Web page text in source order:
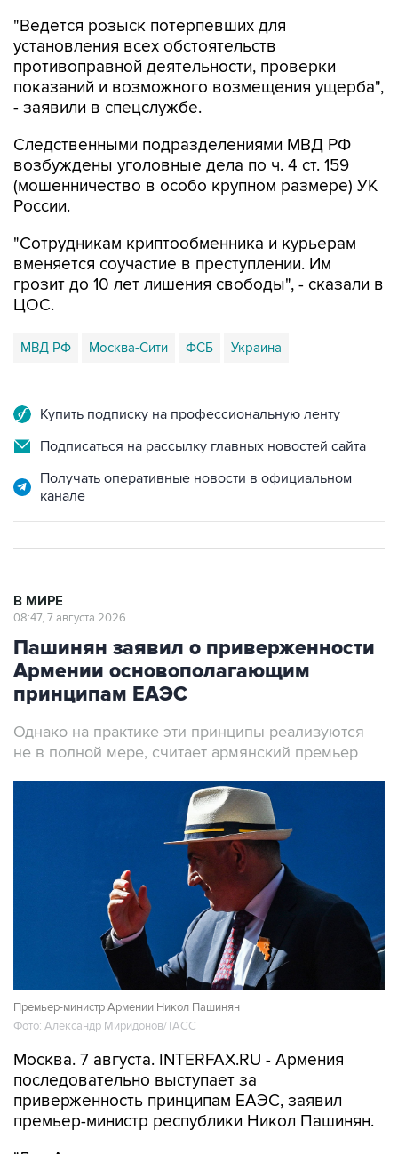
"Ведется розыск потерпевших для
установления всех обстоятельств
противоправной деятельности, проверки
показаний и возможного возмещения ущерба",
- заявили в спецслужбе.
Следственными подразделениями МВД РФ
возбуждены уголовные дела по ч. 4 ст. 159
(мошенничество в особо крупном размере) УК
России.
"Сотрудникам криптообменника и курьерам
вменяется соучастие в преступлении. Им
грозит до 10 лет лишения свободы", - сказали в
ЦОС.
МВД РФ Москва-Сити ФСБ Украина
Купить подписку на профессиональную ленту
Подписаться на рассылку главных новостей сайта
Получать оперативные новости в официальном
канале
В МИРЕ
08:47, 7 августа 2026
Пашинян заявил о приверженности
Армении основополагающим
принципам ЕАЭС
Однако на практике эти принципы реализуются
не в полной мере, считает армянский премьер
Премьер-министр Армении Никол Пашинян
Фото: Александр Миридонов/ТАСС
Москва. 7 августа. INTERFAX.RU - Армения
последовательно выступает за
приверженность принципам ЕАЭС, заявил
премьер-министр республики Никол Пашинян.